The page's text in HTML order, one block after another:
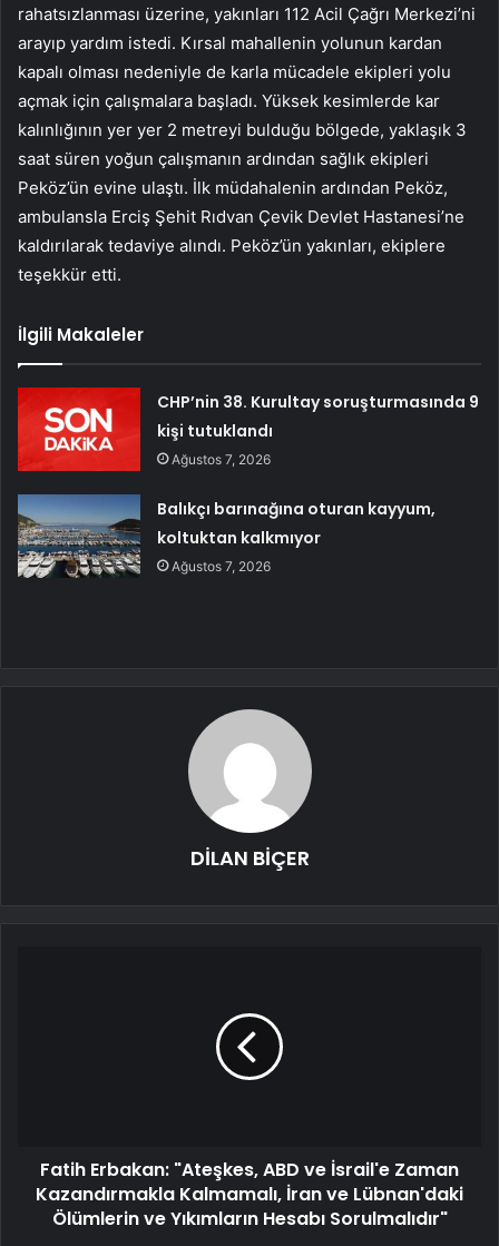
rahatsızlanması üzerine, yakınları 112 Acil Çağrı Merkezi’ni
arayıp yardım istedi. Kırsal mahallenin yolunun kardan
kapalı olması nedeniyle de karla mücadele ekipleri yolu
açmak için çalışmalara başladı. Yüksek kesimlerde kar
kalınlığının yer yer 2 metreyi bulduğu bölgede, yaklaşık 3
saat süren yoğun çalışmanın ardından sağlık ekipleri
Peköz’ün evine ulaştı. İlk müdahalenin ardından Peköz,
ambulansla Erciş Şehit Rıdvan Çevik Devlet Hastanesi’ne
kaldırılarak tedaviye alındı. Peköz’ün yakınları, ekiplere
teşekkür etti.
İlgili Makaleler
CHP’nin 38. Kurultay soruşturmasında 9
kişi tutuklandı
Ağustos 7, 2026
Balıkçı barınağına oturan kayyum,
koltuktan kalkmıyor
Ağustos 7, 2026
DİLAN BİÇER
Fatih Erbakan: "Ateşkes, ABD ve İsrail'e Zaman
Kazandırmakla Kalmamalı, İran ve Lübnan'daki
Ölümlerin ve Yıkımların Hesabı Sorulmalıdır"